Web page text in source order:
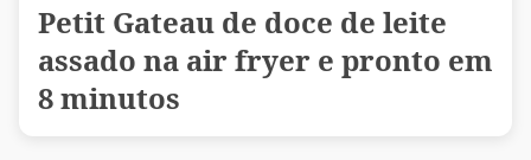
Petit Gateau de doce de leite
assado na air fryer e pronto em
8 minutos